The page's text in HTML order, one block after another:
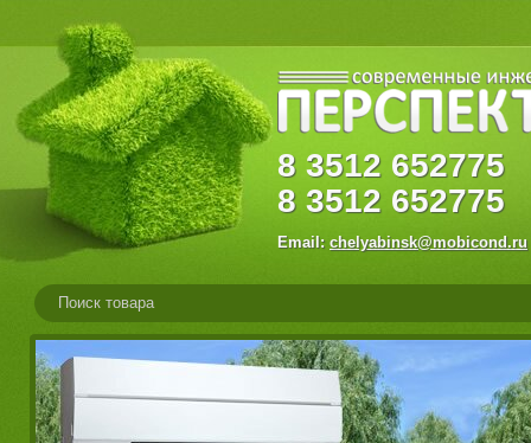
8 3512
8 3512 652775
Email: chelyabinsk@mobicond.ru